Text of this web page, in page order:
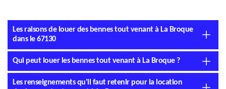
Les raisons de louer des bennes tout venant à La Broque
dans le 67130
Qui peut louer les bennes tout venant à La Broque ?
Les renseignements qu'il faut retenir pour la location